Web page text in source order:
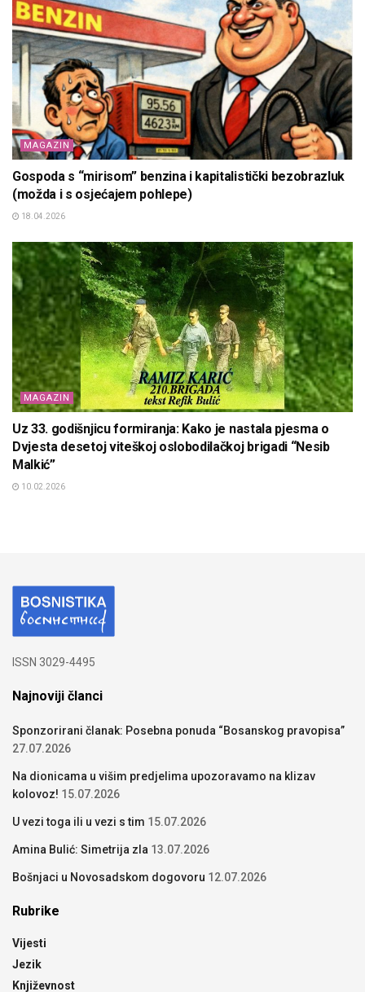
MAGAZIN
Gospoda s “mirisom” benzina i kapitalistički bezobrazluk
(možda i s osjećajem pohlepe)
18.04.2026
MAGAZIN
Uz 33. godišnjicu formiranja: Kako je nastala pjesma o
Dvjesta desetoj viteškoj oslobodilačkoj brigadi “Nesib
Malkić”
10.02.2026
ISSN 3029-4495
Najnoviji članci
Sponzorirani članak: Posebna ponuda “Bosanskog pravopisa”
27.07.2026
Na dionicama u višim predjelima upozoravamo na klizav
kolovoz! 15.07.2026
U vezi toga ili u vezi s tim 15.07.2026
Amina Bulić: Simetrija zla 13.07.2026
Bošnjaci u Novosadskom dogovoru 12.07.2026
Rubrike
Vijesti
Jezik
Književnost